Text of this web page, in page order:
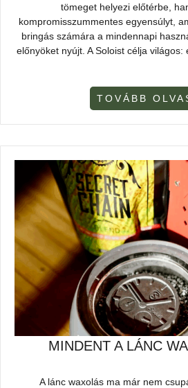
tömeget helyezi előtérbe,
kompromisszummentes egyensúlyt,
bringás számára a mindennapi
előnyöket nyújt. A Soloist célja
TOVÁBB
MINDENT A LÁNC
A lánc waxolás ma már nem